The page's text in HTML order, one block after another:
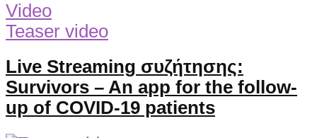
Video
Teaser video
Live Streaming συζήτησης:
Survivors – An app for the follow-
up of COVID-19 patients